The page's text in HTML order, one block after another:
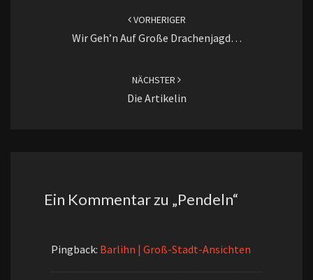
VORHERIGER
Wir Geh’n Auf Große Drachenjagd…
NÄCHSTER
Die Artikelin
Ein Kommentar zu „Pendeln“
Pingback: Barlihn | Groß-Stadt-Ansichten